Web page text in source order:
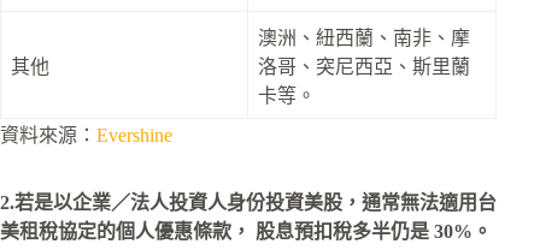
其他
澳洲、紐西蘭、南非、摩
洛哥、突尼西亞、斯里蘭
卡等。​
資料來源： Evershine
2.若是以企業／法人投資人身份投資美股，通常無法適用台
美租稅協定的個人優惠條款， 股息預扣稅多半仍是 30%。